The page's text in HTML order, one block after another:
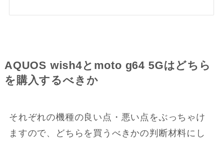
AQUOS wish4 とmoto g64 5Gはどちら
を購入するべきか
それぞれの機種の良い点・悪い点をぶっちゃけ
ますので、どちらを買うべきかの判断材料にし